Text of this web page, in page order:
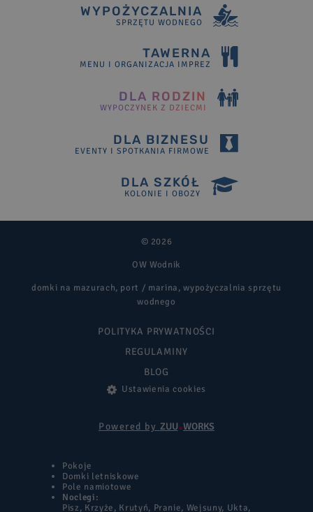
WYPOŻYCZALNIA
SPRZĘTU WODNEGO
TAWERNA
MENU I ORGANIZACJA IMPREZ
DLA RODZIN
WYPOCZYNEK Z DZIEĆMI
DLA BIZNESU
EVENTY I SPOTKANIA FIRMOWE
DLA SZKÓŁ
KOLONIE I OBOZY
© 2026
OW Wodnik
domki na mazurach, port / marina, wypożyczalnia sprzętu
wodnego
POLITYKA PRYWATNOŚCI
REGULAMINY
BLOG
Ustawienia cookies
Powered by ZUU WORKS
Pokoje
Domki letniskowe
Pole namiotowe
Noclegi:
Pisz, Krzyże, Krutyń, Pranie, Wejsuny, Ukta,